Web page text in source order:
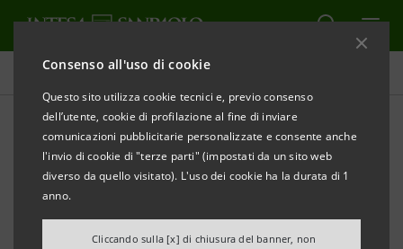
Consenso all'uso di cookie
Questo sito utilizza cookie tecnici e, previo consenso
dell’utente, cookie di profilazione al fine di inviare
comunicazioni pubblicitarie personalizzate e consente anche
l'invio di cookie di "terze parti" (impostati da un sito web
diverso da quello visitato). L'uso dei cookie ha la durata di 1
anno.
Cliccando sulla [x] di chiusura del banner, non
Comunicati stampa
STAMPA AGGIORNA
INTESA SANPAOLO: MONITOR DISTRETTI
INDUSTRIALI TRIVENETI AL 2° TRIMESTRE 2024
EXPORT: SUPERATI I 10,7 MILIARDI DI EURO
I distretti del Veneto superano gli 8,6